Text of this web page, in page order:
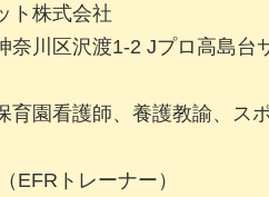
ト株式会社
奈川区沢渡1-2 Jプロ高島台
育園看護師、養護教諭、ス
EFRトレーナー）